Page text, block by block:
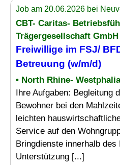
Job am 20.06.2026 bei
CBT- Caritas-
Trägergesellschaft GmbH
Freiwillige im FSJ/
Betreuung (w/m/d)
• North Rhine-
Ihre Aufgaben: Begleitung
Bewohner bei den
leichten
Service auf den
Bringdienste innerhalb
Unterstützung [...]